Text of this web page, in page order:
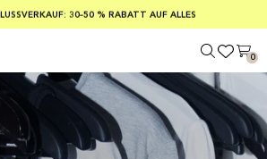
30–50 % RABATT AUF ALLES
AB EINEM BESTELLWERT VON 100 €
ZAHLUNGEN MIT KLARNA
0